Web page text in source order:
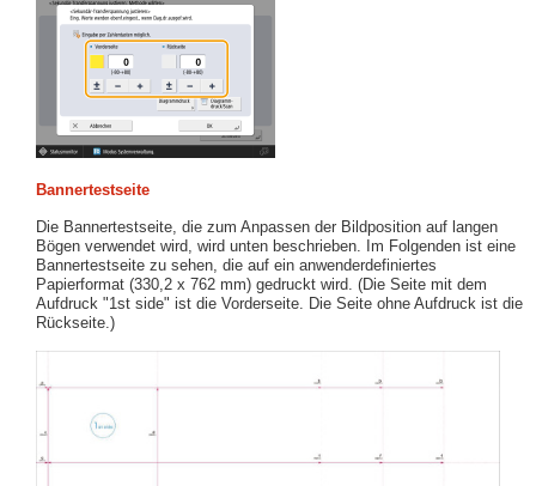
Bannertestseite
Die Bannertestseite, die zum Anpassen der Bildposition auf langen
Bögen verwendet wird, wird unten beschrieben. Im Folgenden ist eine
Bannertestseite zu sehen, die auf ein anwenderdefiniertes
Papierformat (330,2 x 762 mm) gedruckt wird. (Die Seite mit dem
Aufdruck "1st side" ist die Vorderseite. Die Seite ohne Aufdruck ist die
Rückseite.)